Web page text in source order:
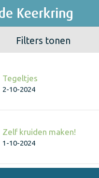
KINDEROPVANG
E-mail
Filters tonen
Tegeltjes
2-10-2024
Zelf kruiden maken!
1-10-2024